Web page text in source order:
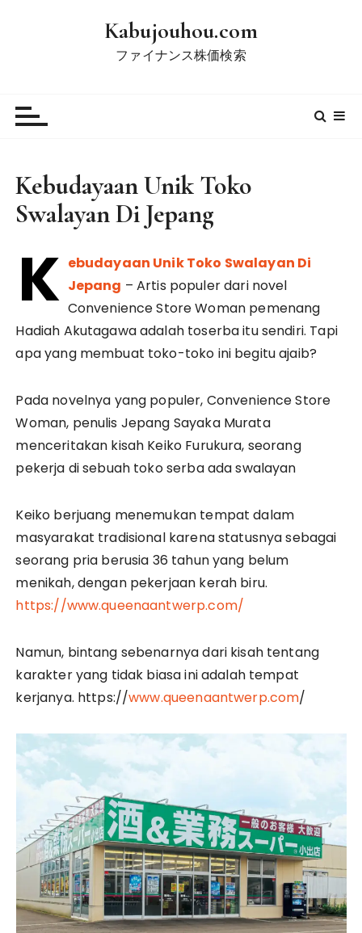
Kabujouhou.com
ファイナンス株価検索
Kebudayaan Unik Toko
Swalayan Di Jepang
K ebudayaan Unik Toko Swalayan Di
Jepang – Artis populer dari novel
Convenience Store Woman pemenang
Hadiah Akutagawa adalah toserba itu sendiri. Tapi
apa yang membuat toko-toko ini begitu ajaib?
Pada novelnya yang populer, Convenience Store
Woman, penulis Jepang Sayaka Murata
menceritakan kisah Keiko Furukura, seorang
pekerja di sebuah toko serba ada swalayan
Keiko berjuang menemukan tempat dalam
masyarakat tradisional karena statusnya sebagai
seorang pria berusia 36 tahun yang belum
menikah, dengan pekerjaan kerah biru.
https://www.queenaantwerp.com/
Namun, bintang sebenarnya dari kisah tentang
karakter yang tidak biasa ini adalah tempat
kerjanya. https://www.queenaantwerp.com/